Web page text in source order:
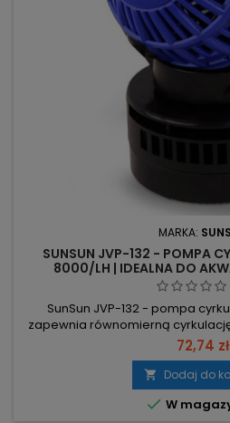
MARKA:
SUNSUN JVP-132 - POMPA
8000/LH | IDEALNA DO
SunSun JVP-132 - pompa
zapewnia równomierną
4000–8000 l/h – eliminuje
Moc 12W – energooszczędna,
magnesami tłumią drgania.
m – kompaktowa, montaż na
Oś ze spieku
72,74 zł
 Dodaj do
 W